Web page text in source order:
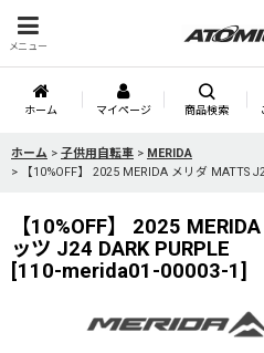
メニュー
ホーム マイページ 商品検索
ホーム > 子供用自転車 > MERIDA
>
【10%OFF】 2025 MERIDA メリダ MATTS
【10%OFF】 2025
ッツ J24 DARK PURPLE
[110-merida01-00003-1]